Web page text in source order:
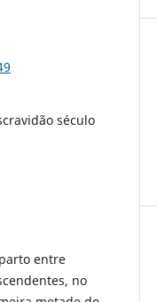
século
entre
no